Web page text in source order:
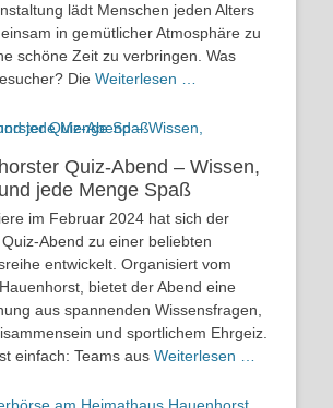
lädt Menschen jeden Alters
in gemütlicher Atmosphäre zu
schöne Zeit zu verbringen. Was
Die Weiterlesen …
Quiz-Abend – Wissen,
jede Menge Spaß
im Februar 2024 hat sich der
Abend zu einer beliebten
entwickelt. Organisiert vom
bietet der Abend eine
aus spannenden Wissensfragen,
und sportlichem Ehrgeiz.
einfach: Teams aus Weiterlesen …